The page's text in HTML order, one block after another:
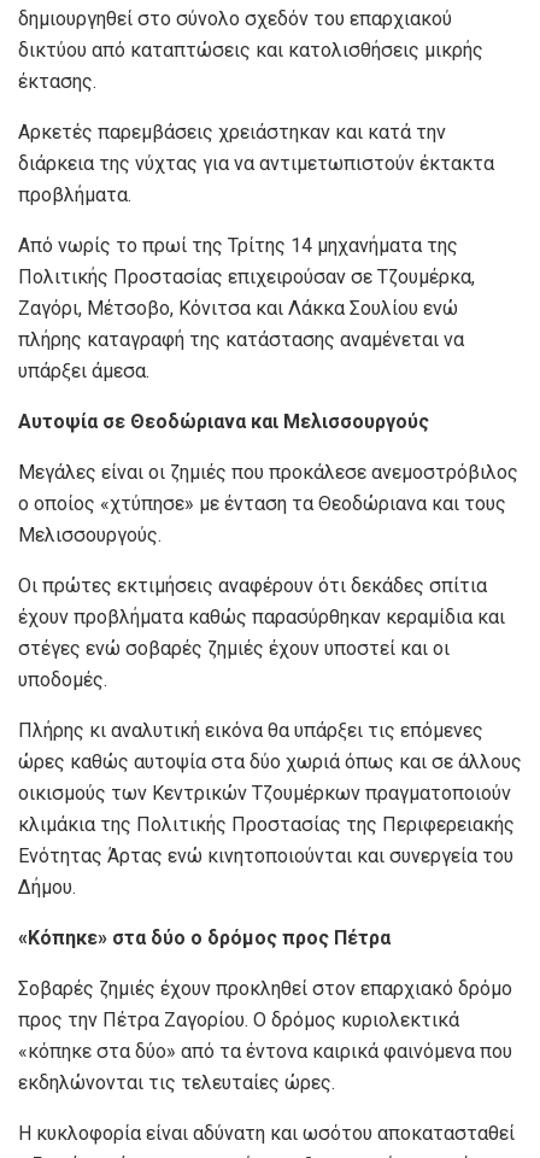
δημιουργηθεί στο σύνολο σχεδόν του επαρχιακού
δικτύου από καταπτώσεις και κατολισθήσεις μικρής
έκτασης.
Αρκετές παρεμβάσεις χρειάστηκαν και κατά την
διάρκεια της νύχτας για να αντιμετωπιστούν έκτακτα
προβλήματα.
Από νωρίς το πρωί της Τρίτης 14 μηχανήματα της
Πολιτικής Προστασίας επιχειρούσαν σε Τζουμέρκα,
Ζαγόρι, Μέτσοβο, Κόνιτσα και Λάκκα Σουλίου ενώ
πλήρης καταγραφή της κατάστασης αναμένεται να
υπάρξει άμεσα.
Αυτοψία σε Θεοδώριανα και Μελισσουργούς
Μεγάλες είναι οι ζημιές που προκάλεσε ανεμοστρόβιλος
ο οποίος «χτύπησε» με ένταση τα Θεοδώριανα και τους
Μελισσουργούς.
Οι πρώτες εκτιμήσεις αναφέρουν ότι δεκάδες σπίτια
έχουν προβλήματα καθώς παρασύρθηκαν κεραμίδια και
στέγες ενώ σοβαρές ζημιές έχουν υποστεί και οι
υποδομές.
Πλήρης κι αναλυτική εικόνα θα υπάρξει τις επόμενες
ώρες καθώς αυτοψία στα δύο χωριά όπως και σε άλλους
οικισμούς των Κεντρικών Τζουμέρκων πραγματοποιούν
κλιμάκια της Πολιτικής Προστασίας της Περιφερειακής
Ενότητας Άρτας ενώ κινητοποιούνται και συνεργεία του
Δήμου.
«Κόπηκε» στα δύο ο δρόμος προς Πέτρα
Σοβαρές ζημιές έχουν προκληθεί στον επαρχιακό δρόμο
προς την Πέτρα Ζαγορίου. Ο δρόμος κυριολεκτικά
«κόπηκε στα δύο» από τα έντονα καιρικά φαινόμενα που
εκδηλώνονται τις τελευταίες ώρες.
Η κυκλοφορία είναι αδύνατη και ωσότου αποκατασταθεί